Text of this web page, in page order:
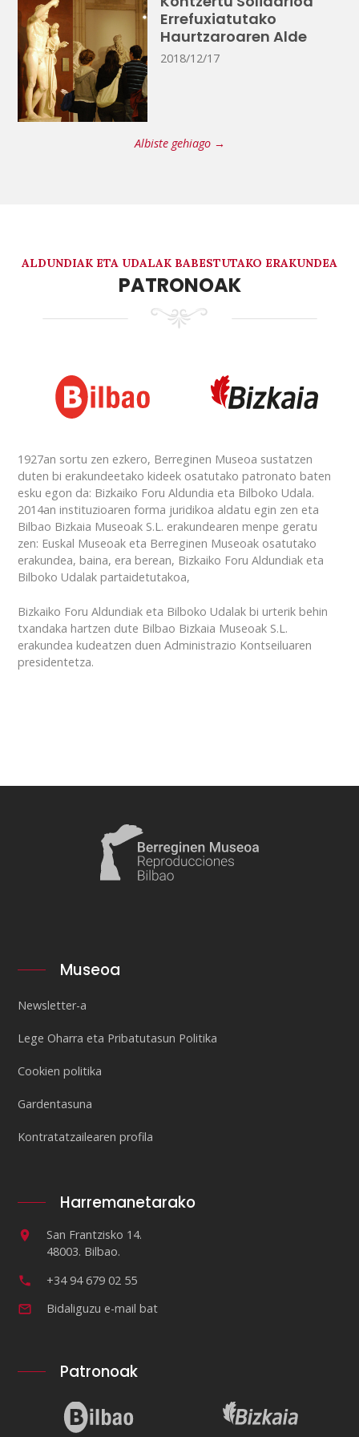
Errefuxiatutako
Haurtzaroaren Alde
2018/12/17
Albiste gehiago →
ALDUNDIAK ETA UDALAK BABESTUTAKO ERAKUNDEA
PATRONOAK
1927an sortu zen ezkero, Berreginen Museoa sustatzen
duten bi erakundeetako kideek osatutako patronato baten
esku egon da: Bizkaiko Foru Aldundia eta Bilboko Udala.
2014an instituzioaren forma juridikoa aldatu egin zen eta
Bilbao Bizkaia Museoak S.L. erakundearen menpe geratu
zen: Euskal Museoak eta Berreginen Museoak osatutako
erakundea, baina, era berean, Bizkaiko Foru Aldundiak eta
Bilboko Udalak partaidetutakoa,
Bizkaiko Foru Aldundiak eta Bilboko Udalak bi urterik behin
txandaka hartzen dute Bilbao Bizkaia Museoak S.L.
erakundea kudeatzen duen Administrazio Kontseiluaren
presidentetza.
Museoa
Newsletter-a
Lege Oharra eta Pribatutasun Politika
Cookien politika
Gardentasuna
Kontratatzailearen profila
Harremanetarako
San Frantzisko 14.
48003. Bilbao.
+34 94 679 02 55
Bidaliguzu e-mail bat
Patronoak